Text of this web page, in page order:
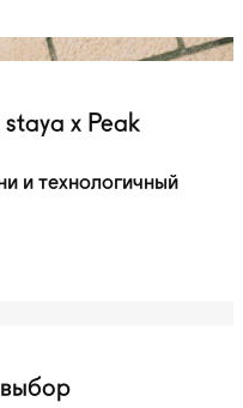
x Peak
и технологичный